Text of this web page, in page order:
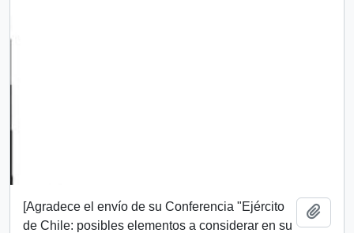
[Agradece el envío de su Conferencia "Ejército
de Chile: posibles elementos a considerar en su